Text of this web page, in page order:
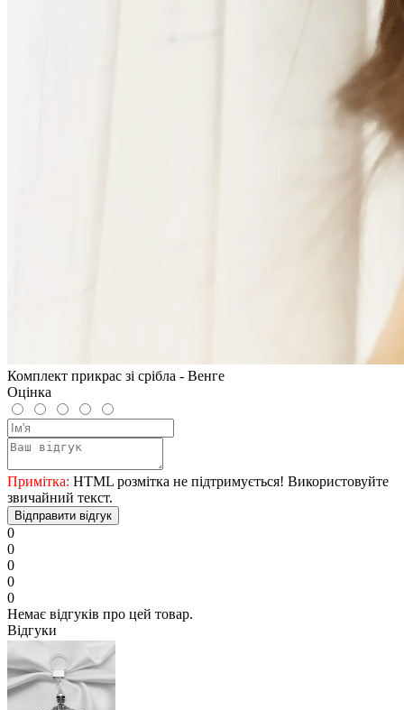
Комплект прикрас зі срібла - Венге
Оцінка
Примітка: HTML розмітка не підтримується! Використовуйте
звичайний текст.
Відправити відгук
0
0
0
0
0
Немає відгуків про цей товар.
Відгуки